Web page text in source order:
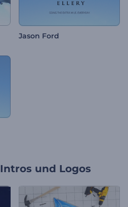
Jason Ford
Intros und Logos